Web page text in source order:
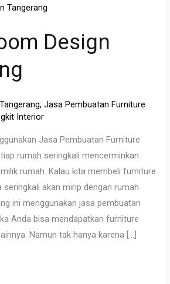
Design
,Jasa Pembuatan Furniture
Interior
Jasa Pembuatan Furniture
rumah seringkali mencerminkan
rumah. Kalau kita membeli furniture
akan mirip dengan rumah
ini menggunakan jasa pembuatan
Anda bisa mendapatkan furniture
Namun tak hanya karena […]